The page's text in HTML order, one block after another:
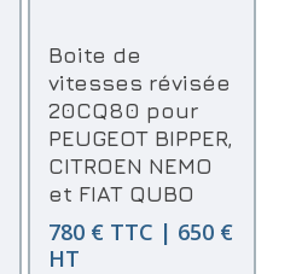
Boite de
vitesses révisée
20CQ80 pour
PEUGEOT BIPPER,
CITROEN NEMO
et FIAT QUBO
780 € TTC | 650 €
HT